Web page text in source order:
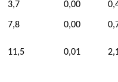
3,7 0,00
7,8 0,00
11,5 0,01